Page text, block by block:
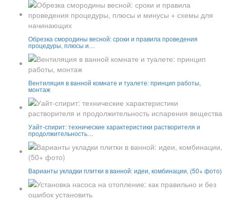
Обрезка смородины весной: сроки и правила проведения
процедуры, плюсы и…
Вентиляция в ванной комнате и туалете: принцип работы,
монтаж
Уайт-спирит: технические характеристики растворителя и
продолжительность…
Варианты укладки плитки в ванной: идеи, комбинации, (50+ фото)